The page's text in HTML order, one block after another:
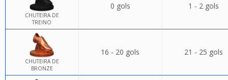
CHUTEIRA DE
TREINO
0 gols 1 - 2 gols
CHUTEIRA DE
BRONZE
16 - 20 gols 21 - 25 gols